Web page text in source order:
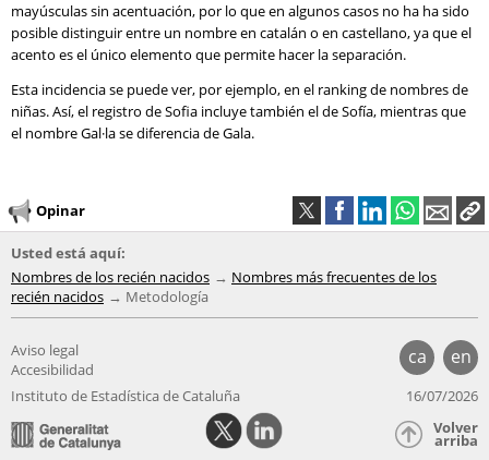
mayúsculas sin acentuación, por lo que en algunos casos no ha ha sido
posible distinguir entre un nombre en catalán o en castellano, ya que el
acento es el único elemento que permite hacer la separación.
Esta incidencia se puede ver, por ejemplo, en el ranking de nombres de
niñas. Así, el registro de Sofia incluye también el de Sofía, mientras que
el nombre Gal·la se diferencia de Gala.
Opinar
Usted está aquí:
Nombres de los recién nacidos
Nombres más frecuentes de los
recién nacidos
Metodología
ca en
Aviso legal
Accesibilidad
Instituto de Estadística de Cataluña
16/07/2026
Volver
arriba